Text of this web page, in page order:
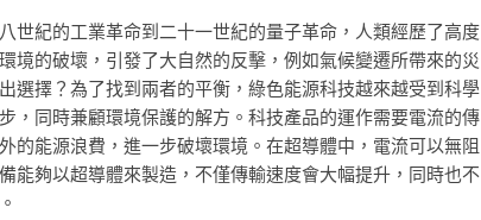
世紀的工業革命到二十一世紀的量子革命，人類經歷了高度
境的破壞，引發了大自然的反擊，例如氣候變遷所帶來的災
選擇？為了找到兩者的平衡，綠色能源科技越來越受到科學
，同時兼顧環境保護的解方。科技產品的運作需要電流的傳
的能源浪費，進一步破壞環境。在超導體中，電流可以無阻
能夠以超導體來製造，不僅傳輸速度會大幅提升，同時也不